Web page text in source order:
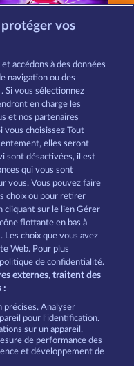
Diamonds
Fruits New Limits
FAQ
rétractation
vos
accédons à des données
navigation ou des
Si vous sélectionnez
en charge les
et nos partenaires
vous choisissez Tout
elles seront
sont désactivées, il est
qui vous sont
vous. Vous pouvez faire
choix ou pour retirer
cliquant sur le lien Gérer
flottante en bas à
Les choix que vous avez
Web. Pour plus
de confidentialité.
externes, traitent des
:
précises. Analyser
pour l’identification.
sur un appareil.
de performance des
et développement de